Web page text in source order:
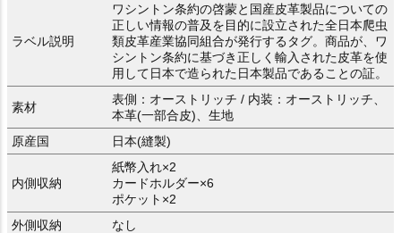
ラベル説明
ワシントン条約の啓蒙と国産皮革製品についての
正しい情報の普及を目的に設立された全日本爬虫
類皮革産業協同組合が発行するタグ。商品が、ワ
シントン条約に基づき正しく輸入された皮革を使
用して日本で造られた日本製品であることの証。
素材
表側：オーストリッチ / 内装：オーストリッチ、
本革(一部合皮)、生地
原産国
日本(縫製)
内側収納
紙幣入れ×2
カードホルダー×6
ポケット×2
外側収納
なし